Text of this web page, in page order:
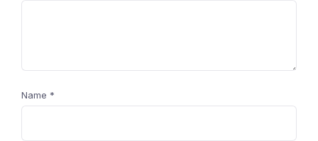
Name *